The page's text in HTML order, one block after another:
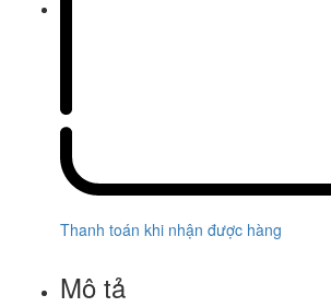
Thanh toán khi nhận được hàng
Mô tả